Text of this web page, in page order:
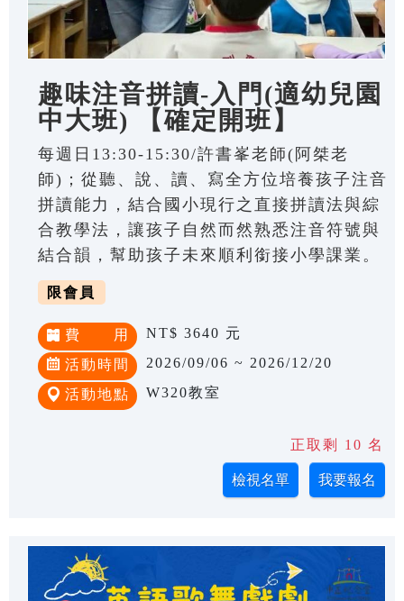
趣味注音拼讀-入門(適幼兒園
中大班) 【確定開班】
每週日13:30-15:30/許書峯老師(阿桀老
師)；從聽、說、讀、寫全方位培養孩子注音
拼讀能力，結合國小現行之直接拼讀法與綜
合教學法，讓孩子自然而然熟悉注音符號與
結合韻，幫助孩子未來順利銜接小學課業。
限會員
費 用 NT$ 3640 元
活動時間 2026/09/06 ~ 2026/12/20
活動地點 W320教室
正取剩 10 名